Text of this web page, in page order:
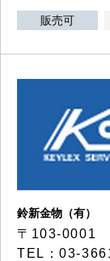
販売可
鈴新金物（有）
〒103-0001
TEL：03-